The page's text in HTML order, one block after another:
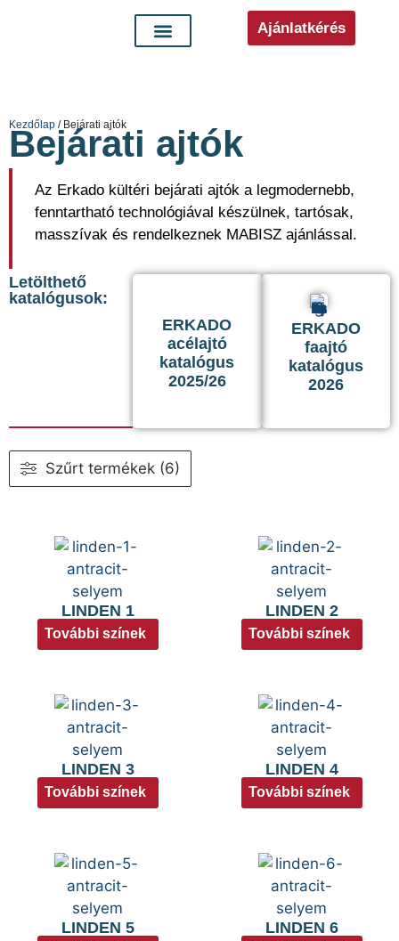
Ajánlatkérés
Kezdőlap / Bejárati ajtók
Bejárati ajtók
Az Erkado kültéri bejárati ajtók a legmodernebb,
fenntartható technológiával készülnek, tartósak,
masszívak és rendelkeznek MABISZ ajánlással.
Letölthető
katalógusok:
ERKADO
acélajtó
katalógus
2025/26
ERKADO
faajtó
katalógus
2026
Szűrt termékek (6)
LINDEN 1
További színek
LINDEN 2
További színek
LINDEN 3
További színek
LINDEN 4
További színek
LINDEN 5 LINDEN 6